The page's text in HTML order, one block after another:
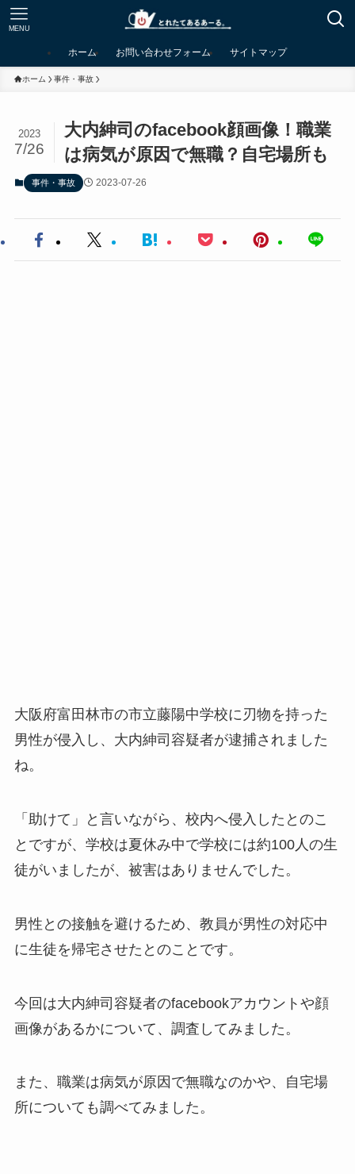
MENU
ホーム お問い合わせフォーム サイトマップ
ホーム 事件・事故
大内紳司のfacebook顔画像！職業
は病気が原因で無職？自宅場所も
2023
7/26
事件・事故 2023-07-26
大阪府富田林市の市立藤陽中学校に刃物を持った
男性が侵入し、大内紳司容疑者が逮捕されました
ね。
「助けて」と言いながら、校内へ侵入したとのこ
とですが、学校は夏休み中で学校には約100人の生
徒がいましたが、被害はありませんでした。
男性との接触を避けるため、教員が男性の対応中
に生徒を帰宅させたとのことです。
今回は大内紳司容疑者のfacebookアカウントや顔
画像があるかについて、調査してみました。
また、職業は病気が原因で無職なのかや、自宅場
所についても調べてみました。